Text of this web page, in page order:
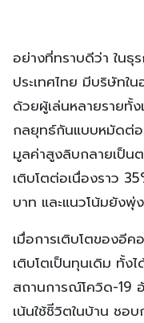
อย่างที่ทราบดีว่า ในธุ
ประเทศไทย มีบริษัทใ
ด้วยผู้เล่นหลายรายทั้
กลยุทธ์กันแบบหมัดต่
มูลค่าสูงลิบกลายเป็น
เติบโตต่อเนื่องราว
บาท และแนวโน้มยังพุ่
เมื่อการเติบโตของอี
เติบโตเป็นทุนเดิม ทั้ง
สถานการณ์โควิด-19
เน้นใช้ชิีวิตในบ้าน ชอ